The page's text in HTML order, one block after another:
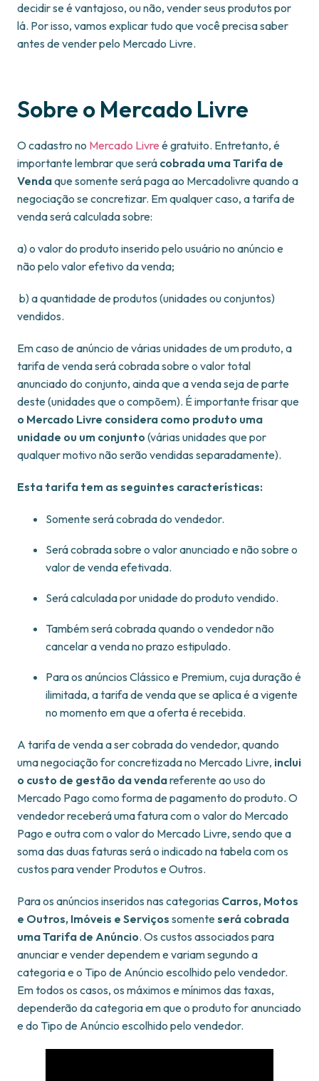
decidir se é vantajoso, ou não, vender seus produtos por
lá. Por isso, vamos explicar tudo que você precisa saber
antes de vender pelo Mercado Livre.
Sobre o Mercado Livre
O cadastro no Mercado Livre é gratuito. Entretanto, é
importante lembrar que será cobrada uma Tarifa de
Vendaque somente será paga ao Mercadolivre quando a
negociação se concretizar. Em qualquer caso, a tarifa de
venda será calculada sobre:
a) o valor do produto inserido pelo usuário no anúncio e
não pelo valor efetivo da venda;
b) a quantidade de produtos (unidades ou conjuntos)
vendidos.
Em caso de anúncio de várias unidades de um produto, a
tarifa de venda será cobrada sobre o valor total
anunciado do conjunto, ainda que a venda seja de parte
deste (unidades que o compõem). É importante frisar que
o Mercado Livre considera como produto uma
unidade ou um conjunto (várias unidades que por
qualquer motivo não serão vendidas separadamente).
Esta tarifa tem as seguintes características:
Somente será cobrada do vendedor.
Será cobrada sobre o valor anunciado e não sobre o
valor de venda efetivada.
Será calculada por unidade do produto vendido.
Também será cobrada quando o vendedor não
cancelar a venda no prazo estipulado.
Para os anúncios Clássico e Premium, cuja duração é
ilimitada, a tarifa de venda que se aplica é a vigente
no momento em que a oferta é recebida.
A tarifa de venda a ser cobrada do vendedor, quando
uma negociação for concretizada no Mercado Livre, inclui
o custo de gestão da vendareferente ao uso do
Mercado Pago como forma de pagamento do produto. O
vendedor receberá uma fatura com o valor do Mercado
Pago e outra com o valor do Mercado Livre, sendo que a
soma das duas faturas será o indicado na tabela com os
custos para vender Produtos e Outros.
Para os anúncios inseridos nas categorias Carros, Motos
e Outros, Imóveis e Serviços somenteserá cobrada
uma Tarifa de Anúncio. Os custos associados para
anunciar e vender dependem e variam segundo a
categoria e o Tipo de Anúncio escolhido pelo vendedor.
Em todos os casos, os máximos e mínimos das taxas,
dependerão da categoria em que o produto for anunciado
e do Tipo de Anúncio escolhido pelo vendedor.